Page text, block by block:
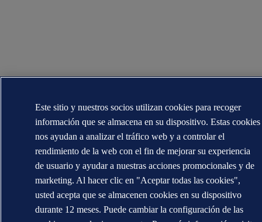
Este sitio y nuestros socios utilizan cookies para recoger
información que se almacena en su dispositivo. Estas cookies
nos ayudan a analizar el tráfico web y a controlar el
rendimiento de la web con el fin de mejorar su experiencia
de usuario y ayudar a nuestras acciones promocionales y de
marketing. Al hacer clic en "Aceptar todas las cookies",
usted acepta que se almacenen cookies en su dispositivo
durante 12 meses. Puede cambiar la configuración de las